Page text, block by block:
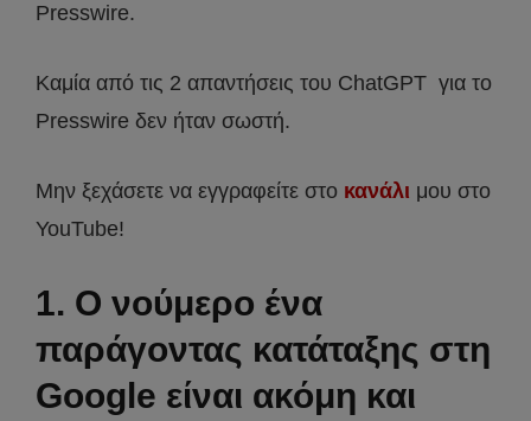
Presswire.
Καμία από τις 2 απαντήσεις του ChatGPT για το
Presswire δεν ήταν σωστή.
Μην ξεχάσετε να εγγραφείτε στο κανάλι μου στο
YouTube!
1. Ο νούμερο ένα
παράγοντας κατάταξης στη
Google είναι ακόμη και